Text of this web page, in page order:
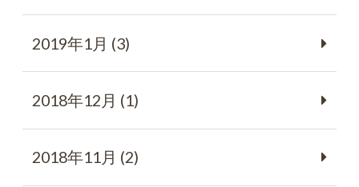
2019年1月 (3)
2018年12月 (1)
2018年11月 (2)